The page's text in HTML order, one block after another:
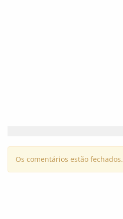
Os comentários estão fechados.